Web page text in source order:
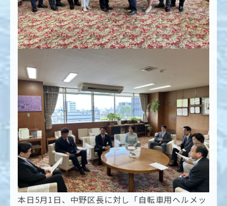
本日5月1日、中野区長に対し「自転車用ヘルメッ